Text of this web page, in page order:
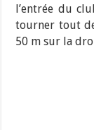
l’entrée du
tourner tout
50 m sur la